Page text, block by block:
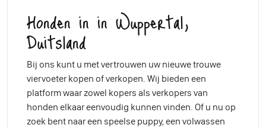
Honden in in Wuppertal,
Duitsland
Bij ons kunt u met vertrouwen uw nieuwe trouwe
viervoeter kopen of verkopen. Wij bieden een
platform waar zowel kopers als verkopers van
honden elkaar eenvoudig kunnen vinden. Of u nu op
zoek bent naar een speelse puppy, een volwassen